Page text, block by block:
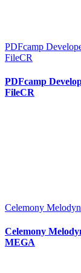
PDFcamp
FileCR
PDFcamp
FileCR
Celemony
Celemony
MEGA